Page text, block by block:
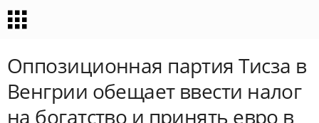
Оппозиционная партия Тисза в
Венгрии обещает ввести налог
на богатство и принять евро в